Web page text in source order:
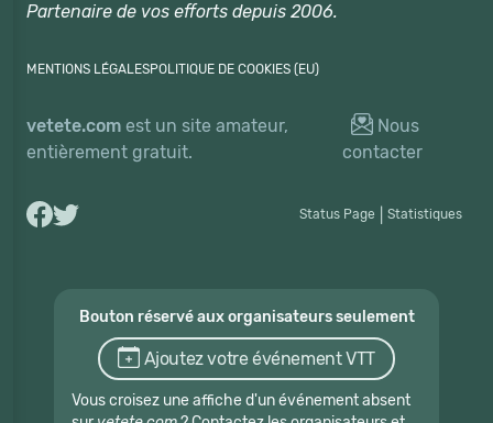
Partenaire de vos efforts depuis 2006.
MENTIONS LÉGALESPOLITIQUE DE COOKIES (EU)
vetete.com est un site amateur,
entièrement gratuit.
Nous
contacter
Status Page Statistiques
Bouton réservé aux organisateurs seulement
Ajoutez votre événement VTT
Vous croisez une affiche d'un événement absent